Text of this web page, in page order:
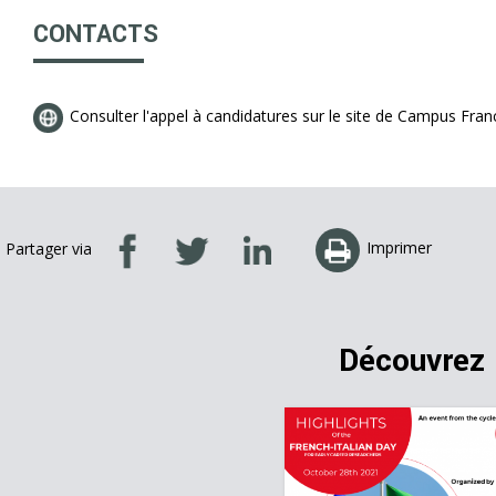
CONTACTS
Consulter l'appel à candidatures sur le site de Campus
Partager via Imprimer
Découvrez